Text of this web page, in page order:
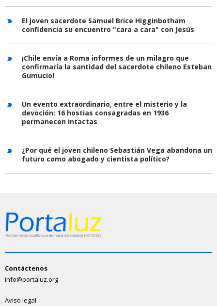
El joven sacerdote Samuel Brice Higginbotham
confidencia su encuentro "cara a cara" con Jesús
¡Chile envía a Roma informes de un milagro que
confirmaría la santidad del sacerdote chileno Esteban
Gumucio!
Un evento extraordinario, entre el misterio y la
devoción: 16 hostias consagradas en 1936
permanecen intactas
¿Por qué el joven chileno Sebastián Vega abandona un
futuro como abogado y cientista político?
Contáctenos
info@portaluz.org
Aviso legal